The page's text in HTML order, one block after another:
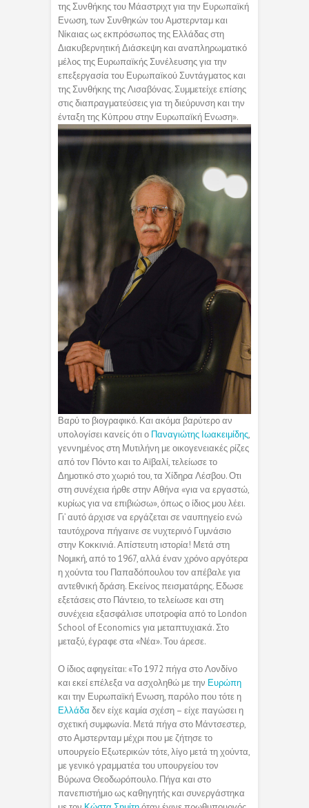
της Συνθήκης του Μάαστριχτ για την Ευρωπαϊκή
Ενωση, των Συνθηκών του Αμστερνταμ και
Νίκαιας ως εκπρόσωπος της Ελλάδας στη
Διακυβερνητική Διάσκεψη και αναπληρωματικό
μέλος της Ευρωπαϊκής Συνέλευσης για την
επεξεργασία του Ευρωπαϊκού Συντάγματος και
της Συνθήκης της Λισαβόνας. Συμμετείχε επίσης
στις διαπραγματεύσεις για τη διεύρυνση και την
ένταξη της Κύπρου στην Ευρωπαϊκή Ενωση».
Βαρύ το βιογραφικό. Και ακόμα βαρύτερο αν
υπολογίσει κανείς ότι ο Παναγιώτης Ιωακειμίδης,
γεννημένος στη Μυτιλήνη με οικογενειακές ρίζες
από τον Πόντο και το Αϊβαλί, τελείωσε το
Δημοτικό στο χωριό του, τα Χίδηρα Λέσβου. Οτι
στη συνέχεια ήρθε στην Αθήνα «για να εργαστώ,
κυρίως για να επιβιώσω», όπως ο ίδιος μου λέει.
Γι’ αυτό άρχισε να εργάζεται σε ναυπηγείο ενώ
ταυτόχρονα πήγαινε σε νυχτερινό Γυμνάσιο
στην Κοκκινιά. Απίστευτη ιστορία! Μετά στη
Νομική, από το 1967, αλλά έναν χρόνο αργότερα
η χούντα του Παπαδόπουλου τον απέβαλε για
αντεθνική δράση. Εκείνος πεισματάρης. Εδωσε
εξετάσεις στο Πάντειο, το τελείωσε και στη
συνέχεια εξασφάλισε υποτροφία από το London
School of Economics για μεταπτυχιακά. Στο
μεταξύ, έγραφε στα «Νέα». Του άρεσε.
Ο ίδιος αφηγείται: «Το 1972 πήγα στο Λονδίνο
και εκεί επέλεξα να ασχοληθώ με την Ευρώπη
και την Ευρωπαϊκή Ενωση, παρόλο που τότε η
Ελλάδα δεν είχε καμία σχέση – είχε παγώσει η
σχετική συμφωνία. Μετά πήγα στο Μάντσεστερ,
στο Αμστερνταμ μέχρι που με ζήτησε το
υπουργείο Εξωτερικών τότε, λίγο μετά τη χούντα,
με γενικό γραμματέα του υπουργείου τον
Βύρωνα Θεοδωρόπουλο. Πήγα και στο
πανεπιστήμιο ως καθηγητής και συνεργάστηκα